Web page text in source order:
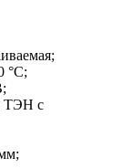
°C;
ТЭН с